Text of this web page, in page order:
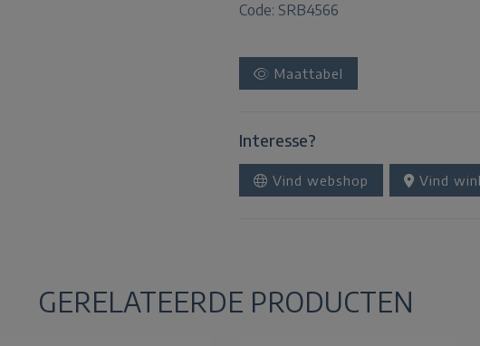
Code: SRB4566
Maattabel
Interesse?
Vind webshop Vind
GERELATEERDE PRODUCTEN